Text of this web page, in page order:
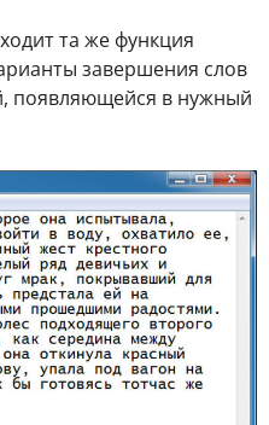
та же функция
завершения слов
появляющейся в нужный